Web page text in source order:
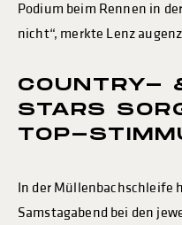
Podium beim Rennen in
nicht“, merkte Lenz
COUNTRY-
STARS
TOP-
In der Müllenbachschleife
Samstagabend bei den